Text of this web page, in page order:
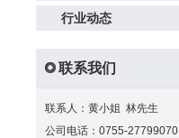
行业动态
联系我们
联系人：黄小姐 林先生
公司电话：0755-27799070